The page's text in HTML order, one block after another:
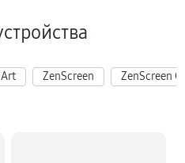
ZenScreen ZenScreen